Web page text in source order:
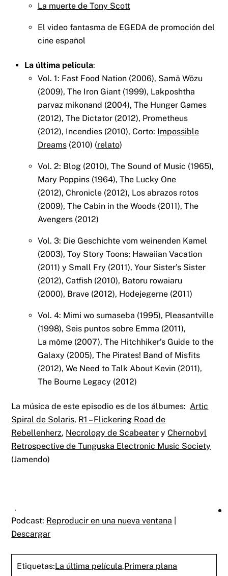
La muerte de Tony Scott
El video fantasma de EGEDA de promoción del
cine español
La última película:
Vol. 1: Fast Food Nation (2006), Samā Wōzu
(2009), The Iron Giant (1999), Lakposhtha
parvaz mikonand (2004), The Hunger Games
(2012), The Dictator (2012), Prometheus
(2012), Incendies (2010), Corto: Impossible
Dreams(2010) (relato)
Vol. 2: Blog (2010), The Sound of Music (1965),
Mary Poppins (1964), The Lucky One
(2012), Chronicle (2012), Los abrazos rotos
(2009), The Cabin in the Woods (2011), The
Avengers (2012)
Vol. 3: Die Geschichte vom weinenden Kamel
(2003), Toy Story Toons; Hawaiian Vacation
(2011) y Small Fry (2011), Your Sister’s Sister
(2012), Catfish (2010), Batoru rowaiaru
(2000), Brave (2012), Hodejegerne (2011)
Vol. 4: Mimi wo sumaseba (1995), Pleasantville
(1998), Seis puntos sobre Emma (2011),
La môme (2007), The Hitchhiker’s Guide to the
Galaxy (2005), The Pirates! Band of Misfits
(2012), We Need to Talk About Kevin (2011),
The Bourne Legacy (2012)
La música de este episodio es de los álbumes:Artic
Spiral de Solaris, R1 – Flickering Road de
Rebellenherz, Necrology de Scabeater yChernobyl
Retrospective de Tunguska Electronic Music Society
(Jamendo)
Podcast: Reproducir en una nueva ventana
Descargar
Etiquetas:La última película,Primera plana